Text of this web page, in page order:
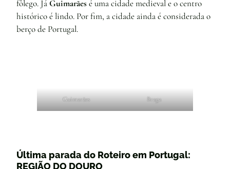
fôlego. JáGuimarãesé uma cidade medieval e o centro
histórico é lindo. Por fim, a cidade ainda é considerada o
berço de Portugal.
Guimarães Braga
Última parada do Roteiro em Portugal:
REGIÃO DO DOURO